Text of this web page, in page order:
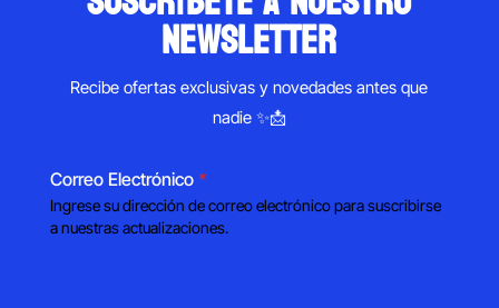
newsletter
Recibe ofertas exclusivas y novedades antes que
nadie ✨📩
Correo Electrónico *
Ingrese su dirección de correo electrónico para suscribirse
a nuestras actualizaciones.